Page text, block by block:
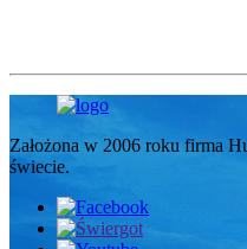
Założona w 2006 roku firma
świecie.